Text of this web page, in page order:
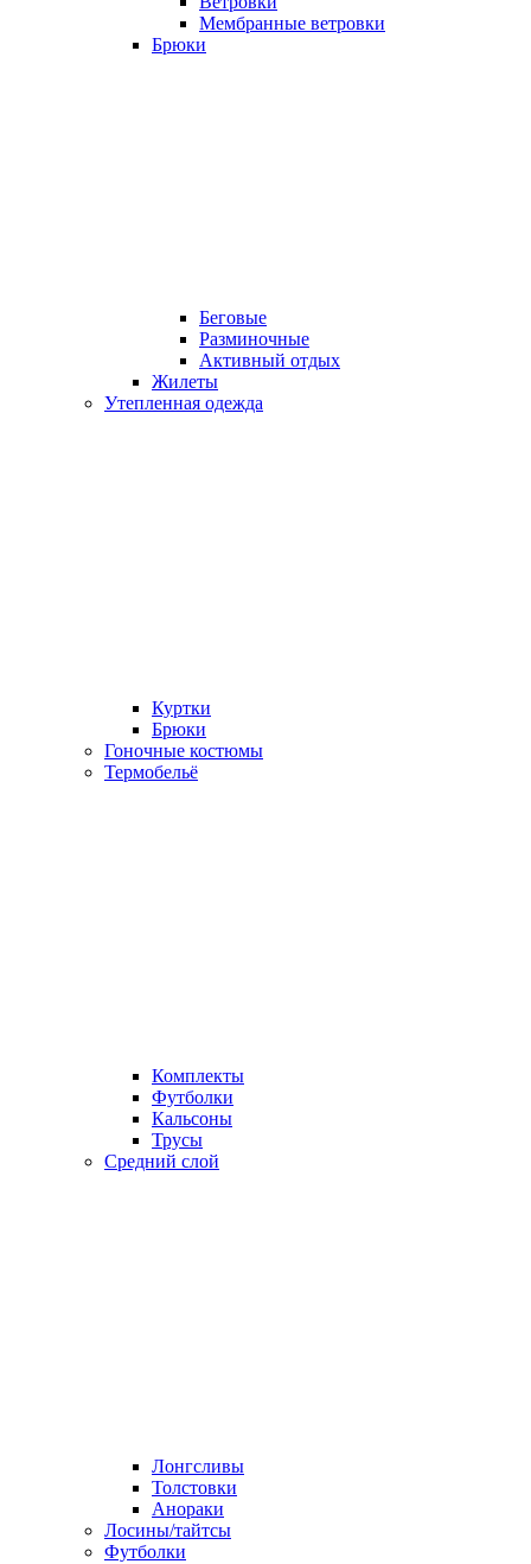
Мембранные ветровки
Брюки
Беговые
Разминочные
Активный отдых
Жилеты
Утепленная одежда
Куртки
Брюки
Гоночные костюмы
Термобельё
Комплекты
Футболки
Кальсоны
Трусы
Средний слой
Лонгсливы
Толстовки
Анораки
Лосины/тайтсы
Футболки